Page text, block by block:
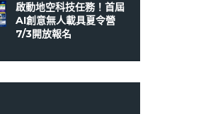
啟動地空科技任務！首屆
AI創意無人載具夏令營
7/3開放報名